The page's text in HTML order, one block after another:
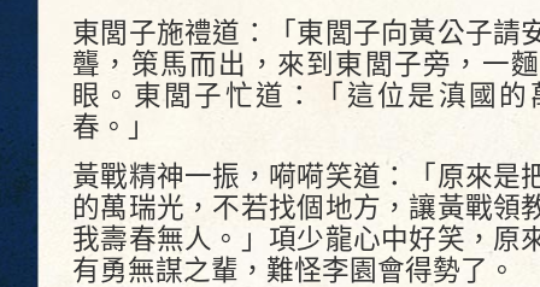
東閭子施禮道：「東閭子向黃公子請
聾，策馬而出，來到東閭子旁，一
眼。東閭子忙道：「這位是滇國
春。」
黃戰精神一振，嗬嗬笑道：「原來是
的萬瑞光，不若找個地方，讓黃戰領
我壽春無人。」項少龍心中好笑，原
有勇無謀之輩，難怪李園會得勢了。